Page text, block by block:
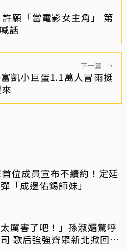
願「當電影女主角」 第
話
下一篇 →
凱小巨蛋1.1萬人冒雨挺
位成員宣布不續約！定延
「成邊佑錫師妹」
太厲害了吧！」孫淑媚驚呼
歌后強強齊聚新北掀回憶